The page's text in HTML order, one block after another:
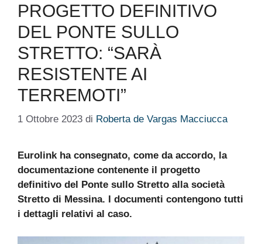
PROGETTO DEFINITIVO
DEL PONTE SULLO
STRETTO: “SARÀ
RESISTENTE AI
TERREMOTI”
1 Ottobre 2023 di Roberta de Vargas Macciucca
Eurolink ha consegnato, come da accordo, la
documentazione contenente il progetto
definitivo del Ponte sullo Stretto alla società
Stretto di Messina. I documenti contengono tutti
i dettagli relativi al caso.